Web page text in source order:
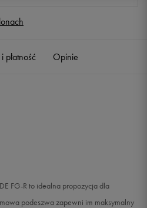
płatność Opinie
FG-R to idealna propozycja dla
podeszwa zapewni im maksymalny